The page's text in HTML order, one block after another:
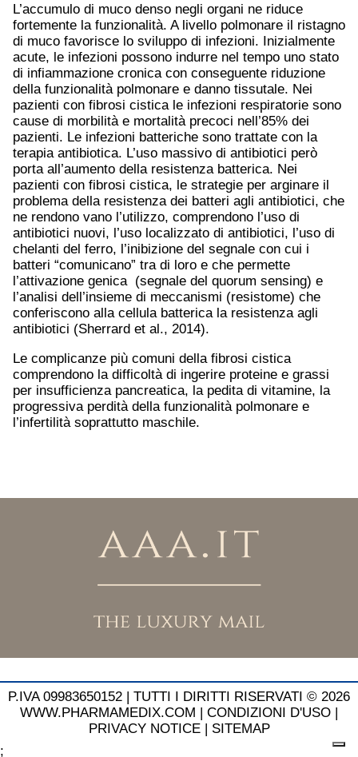
L’accumulo di muco denso negli organi ne riduce
fortemente la funzionalità. A livello polmonare il ristagno
di muco favorisce lo sviluppo di infezioni. Inizialmente
acute, le infezioni possono indurre nel tempo uno stato
di infiammazione cronica con conseguente riduzione
della funzionalità polmonare e danno tissutale. Nei
pazienti con fibrosi cistica le infezioni respiratorie sono
cause di morbilità e mortalità precoci nell’85% dei
pazienti. Le infezioni batteriche sono trattate con la
terapia antibiotica. L’uso massivo di antibiotici però
porta all’aumento della resistenza batterica. Nei
pazienti con fibrosi cistica, le strategie per arginare il
problema della resistenza dei batteri agli antibiotici, che
ne rendono vano l’utilizzo, comprendono l’uso di
antibiotici nuovi, l’uso localizzato di antibiotici, l’uso di
chelanti del ferro, l’inibizione del segnale con cui i
batteri “comunicano” tra di loro e che permette
l’attivazione genica (segnale del quorum sensing) e
l’analisi dell’insieme di meccanismi (resistome) che
conferiscono alla cellula batterica la resistenza agli
antibiotici (Sherrard et al., 2014).
Le complicanze più comuni della fibrosi cistica
comprendono la difficoltà di ingerire proteine e grassi
per insufficienza pancreatica, la pedita di vitamine, la
progressiva perdità della funzionalità polmonare e
l’infertilità soprattutto maschile.
P.IVA 09983650152 | TUTTI I DIRITTI RISERVATI © 2026
WWW.PHARMAMEDIX.COM | CONDIZIONI D'USO |
PRIVACY NOTICE| SITEMAP
;